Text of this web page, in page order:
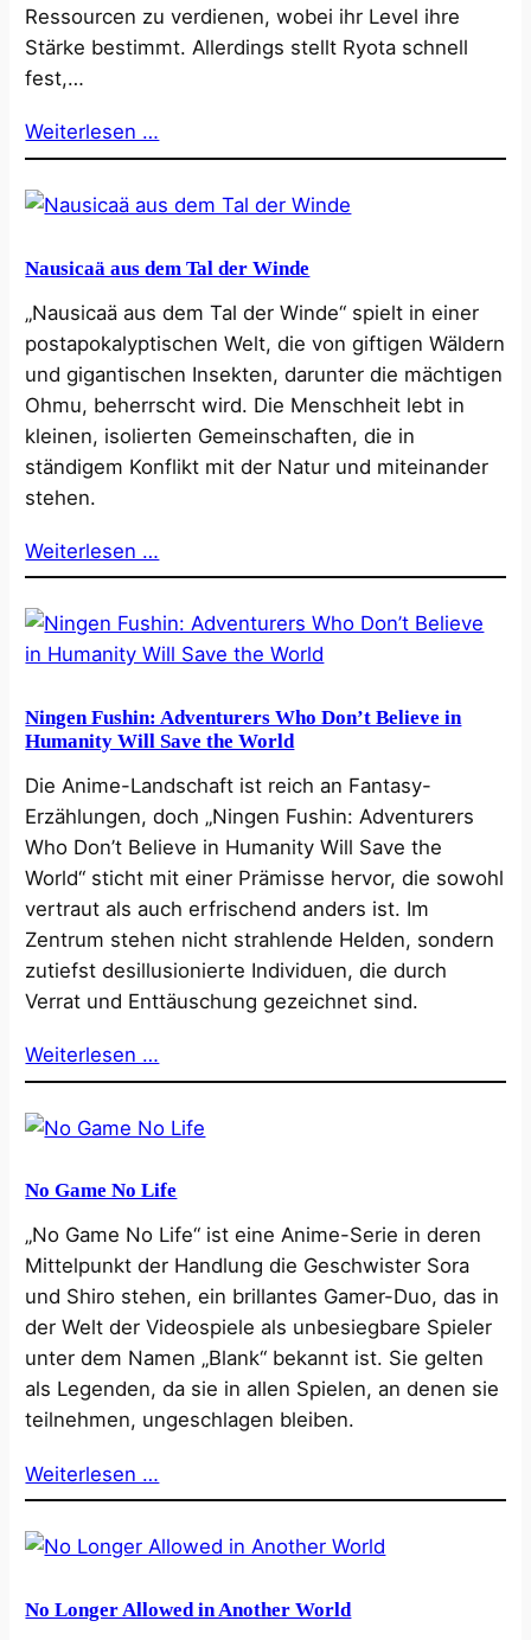
Ressourcen zu verdienen, wobei ihr Level ihre
Stärke bestimmt. Allerdings stellt Ryota schnell
fest,…
Weiterlesen …
Nausicaä aus dem Tal der Winde
„Nausicaä aus dem Tal der Winde“ spielt in einer
postapokalyptischen Welt, die von giftigen Wäldern
und gigantischen Insekten, darunter die mächtigen
Ohmu, beherrscht wird. Die Menschheit lebt in
kleinen, isolierten Gemeinschaften, die in
ständigem Konflikt mit der Natur und miteinander
stehen.
Weiterlesen …
Ningen Fushin: Adventurers Who Don’t Believe in
Humanity Will Save the World
Die Anime-Landschaft ist reich an Fantasy-
Erzählungen, doch „Ningen Fushin: Adventurers
Who Don’t Believe in Humanity Will Save the
World“ sticht mit einer Prämisse hervor, die sowohl
vertraut als auch erfrischend anders ist. Im
Zentrum stehen nicht strahlende Helden, sondern
zutiefst desillusionierte Individuen, die durch
Verrat und Enttäuschung gezeichnet sind.
Weiterlesen …
No Game No Life
„No Game No Life“ ist eine Anime-Serie in deren
Mittelpunkt der Handlung die Geschwister Sora
und Shiro stehen, ein brillantes Gamer-Duo, das in
der Welt der Videospiele als unbesiegbare Spieler
unter dem Namen „Blank“ bekannt ist. Sie gelten
als Legenden, da sie in allen Spielen, an denen sie
teilnehmen, ungeschlagen bleiben.
Weiterlesen …
No Longer Allowed in Another World